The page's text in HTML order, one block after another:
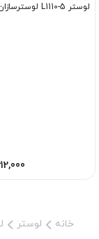
لوستر L1110-5 لوسترسازان
خانه لوستر